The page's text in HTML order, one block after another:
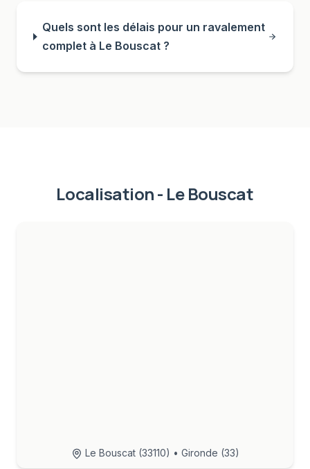
Quels sont les délais pour un ravalement
complet à Le Bouscat ?
Localisation - Le Bouscat
Le Bouscat(33110) • Gironde (33)